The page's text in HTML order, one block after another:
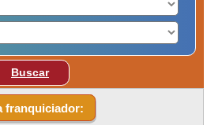
Buscar
franquiciador: